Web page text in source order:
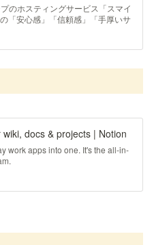
のホスティングサービス「スマイ
「安心感」「信頼感」「手厚いサ
docs & projects | Notion
work apps into one. It's the all-in-